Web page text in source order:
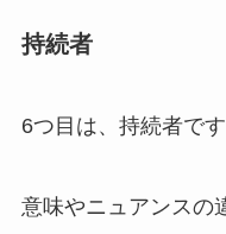
持続者
6つ目は、持続者です
意味やニュアンスの